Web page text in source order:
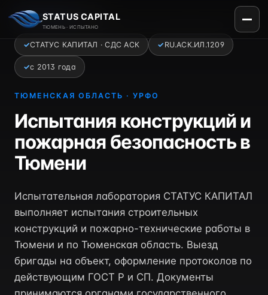
STATUS CAPITAL
ТЮМЕНЬ · ИСПЫТАНО
Главная ›Регионы›Тюмень
✓СТАТУС КАПИТАЛ · СДС АСК ✓ RU.АСК.ИЛ.1209
✓с 2013 года
ТЮМЕНСКАЯ ОБЛАСТЬ · УРФО
Испытания конструкций и
пожарная безопасность в
Тюмени
Испытательная лаборатория СТАТУС КАПИТАЛ
выполняет испытания строительных
конструкций и пожарно-технические работы в
Тюмени и по Тюменская область. Выезд
бригады на объект, оформление протоколов по
действующим ГОСТ Р и СП. Документы